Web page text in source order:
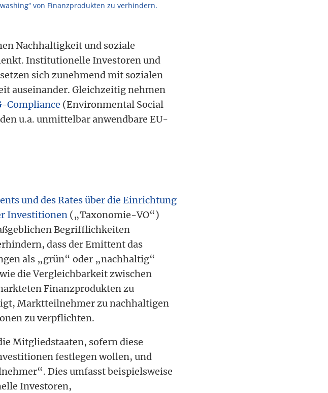
von Finanzprodukten zu verhindern.
Nachhaltigkeit und soziale
Institutionelle Investoren und
setzen sich zunehmend mit sozialen
auseinander. Gleichzeitig nehmen
-Compliance (Environmental Social
u.a. unmittelbar anwendbare EU-
und des Rates über die Einrichtung
Investitionen („Taxonomie-VO“)
Begrifflichkeiten
dass der Emittent das
als „grün“ oder „nachhaltig“
die Vergleichbarkeit zwischen
Finanzprodukten zu
Marktteilnehmer zu nachhaltigen
zu verpflichten.
Mitgliedstaaten, sofern diese
festlegen wollen, und
Dies umfasst beispielsweise
Investoren,